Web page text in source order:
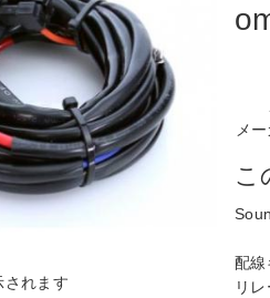
メ
こ
配線
リ